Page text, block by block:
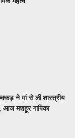
ने मां से ली शास्त्रीय
आज मशहूर गायिका